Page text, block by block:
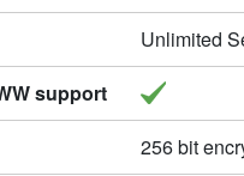
Unlimited
support
256 bit